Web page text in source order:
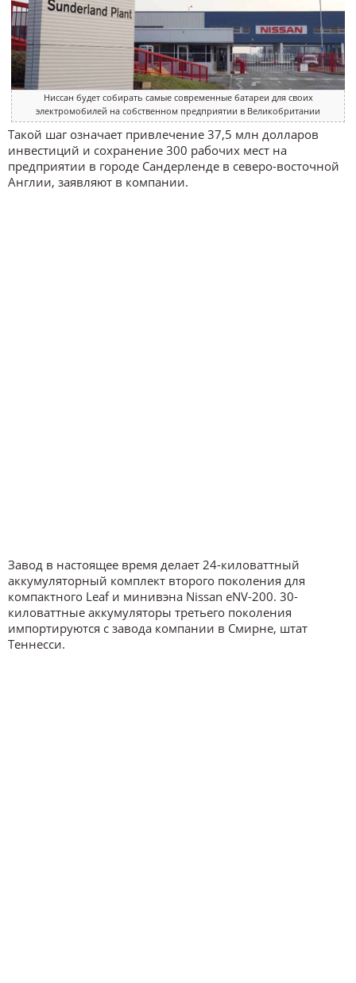
Ниссан будет собирать самые современные батареи для своих
электромобилей на собственном предприятии в Великобритании
Такой шаг означает привлечение 37,5 млн долларов
инвестиций и сохранение 300 рабочих мест на
предприятии в городе Сандерленде в северо-восточной
Англии, заявляют в компании.
Завод в настоящее время делает 24-киловаттный
аккумуляторный комплект второго поколения для
компактного Leaf и минивэна Nissan eNV-200. 30-
киловаттные аккумуляторы третьего поколения
импортируются с завода компании в Смирне, штат
Теннесси.